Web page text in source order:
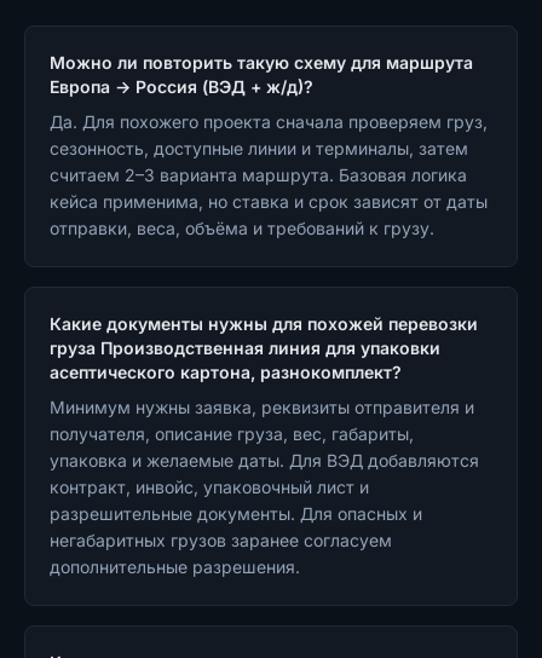
Можно ли повторить такую схему для маршрута
Европа → Россия (ВЭД + ж/д)?
Да. Для похожего проекта сначала проверяем груз,
сезонность, доступные линии и терминалы, затем
считаем 2–3 варианта маршрута. Базовая логика
кейса применима, но ставка и срок зависят от даты
отправки, веса, объёма и требований к грузу.
Какие документы нужны для похожей перевозки
груза Производственная линия для упаковки
асептического картона, разнокомплект?
Минимум нужны заявка, реквизиты отправителя и
получателя, описание груза, вес, габариты,
упаковка и желаемые даты. Для ВЭД добавляются
контракт, инвойс, упаковочный лист и
разрешительные документы. Для опасных и
негабаритных грузов заранее согласуем
дополнительные разрешения.